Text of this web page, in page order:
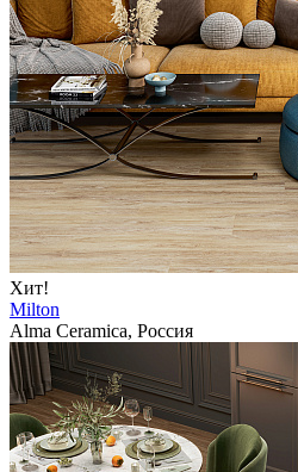
Хит!
Milton
Alma Ceramica, Россия